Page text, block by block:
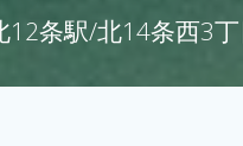
12条駅/北14条西3